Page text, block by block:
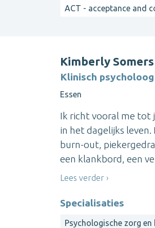
ACT - acceptance and
Kimberly Somers
Klinisch
Essen
Ik richt vooral me tot
in het dagelijks
burn-out,
een klankbord, een
Lees verder
Specialisaties
Psychologische zorg en